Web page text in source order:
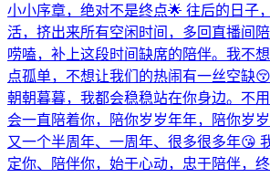
小小序章，绝对不是终点🌟 往后的日子
活，挤出来所有空闲时间，多回直播间
唠嗑，补上这段时间缺席的陪伴。我不
点孤单，不想让我们的热闹有一丝空缺
朝朝暮暮，我都会稳稳站在你身边。不
会一直陪着你，陪你岁岁年年，陪你岁
又一个半周年、一周年、很多很多年😘
定你、陪伴你，始于心动，忠于陪伴，